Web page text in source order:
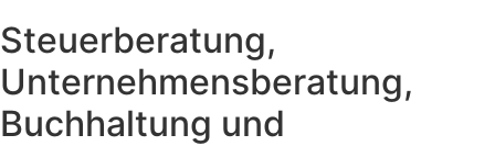
Steuerberatung,
Unternehmensberatung,
Buchhaltung und